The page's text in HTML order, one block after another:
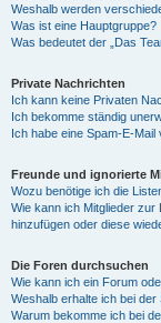
Weshalb werden
Was ist eine Hauptgruppe?
Was bedeutet der „Das
Private Nachrichten
Ich kann keine Privaten
Ich bekomme ständig
Ich habe eine Spam-E-
Freunde und ignorierte
Wozu benötige ich die
Wie kann ich Mitglieder
hinzufügen oder diese
Die Foren durchsuchen
Wie kann ich ein Forum
Weshalb erhalte ich bei
Warum bekomme ich bei